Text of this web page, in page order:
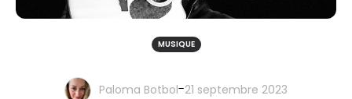
MUSIQUE
Paloma Botbol-21 septembre 2023